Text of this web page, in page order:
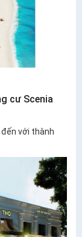
cư Scenia
với thành